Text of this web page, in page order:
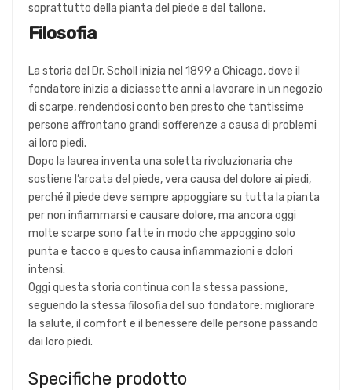
soprattutto della pianta del piede e del tallone.
Filosofia
La storia del Dr. Scholl inizia nel 1899 a Chicago, dove il
fondatore inizia a diciassette anni a lavorare in un negozio
di scarpe, rendendosi conto ben presto che tantissime
persone affrontano grandi sofferenze a causa di problemi
ai loro piedi.
Dopo la laurea inventa una soletta rivoluzionaria che
sostiene l’arcata del piede, vera causa del dolore ai piedi,
perché il piede deve sempre appoggiare su tutta la pianta
per non infiammarsi e causare dolore, ma ancora oggi
molte scarpe sono fatte in modo che appoggino solo
punta e tacco e questo causa infiammazioni e dolori
intensi.
Oggi questa storia continua con la stessa passione,
seguendo la stessa filosofia del suo fondatore: migliorare
la salute, il comfort e il benessere delle persone passando
dai loro piedi.
Specifiche prodotto